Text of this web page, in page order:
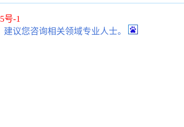
号-1
议您咨询相关领域专业人士。